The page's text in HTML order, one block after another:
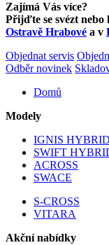
Zajímá Vás více?
Přijďte se svézt
Ostravě Hrabové a v
Objednat servis
Odběr novinek
Domů
Modely
IGNIS HYBRID
SWIFT
ACROSS
SWACE
S-CROSS
VITARA
Akční nabídky